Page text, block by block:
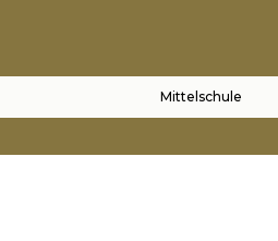
Mittelschule